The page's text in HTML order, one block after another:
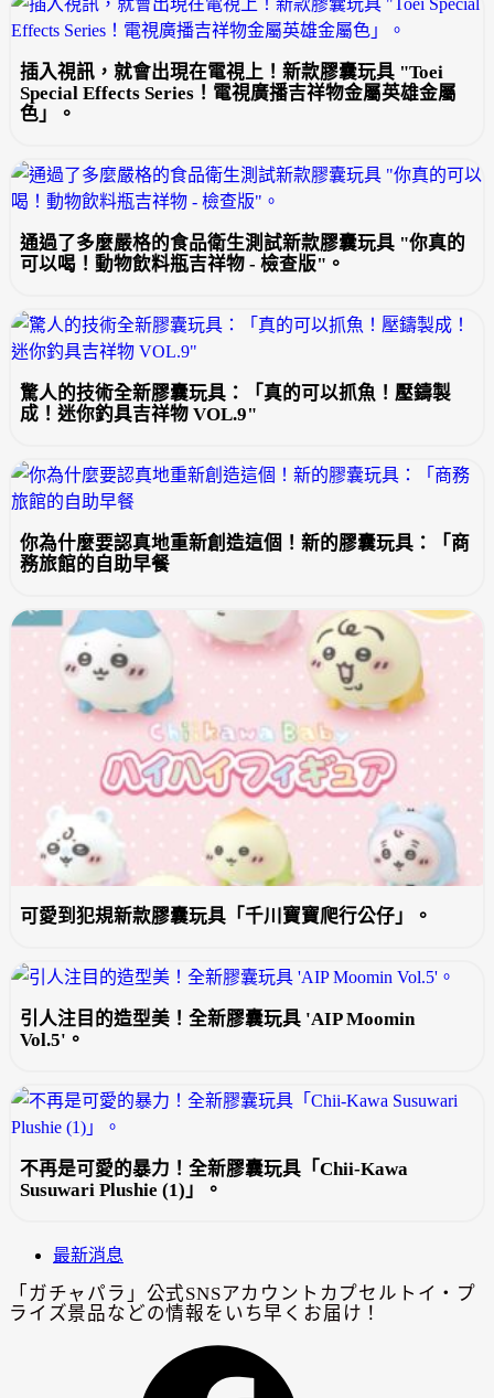
插入視訊，就會出現在電視上！新款膠囊玩具 "Toei
Special Effects Series！電視廣播吉祥物金屬英雄金屬
色」。
通過了多麼嚴格的食品衛生測試新款膠囊玩具 "你真的
可以喝！動物飲料瓶吉祥物 - 檢查版"。
驚人的技術全新膠囊玩具：「真的可以抓魚！壓鑄製
成！迷你釣具吉祥物 VOL.9"
你為什麼要認真地重新創造這個！新的膠囊玩具：「商
務旅館的自助早餐
可愛到犯規新款膠囊玩具「千川寶寶爬行公仔」。
引人注目的造型美！全新膠囊玩具 'AIP Moomin
Vol.5'。
不再是可愛的暴力！全新膠囊玩具「Chii-Kawa
Susuwari Plushie (1)」。
最新消息